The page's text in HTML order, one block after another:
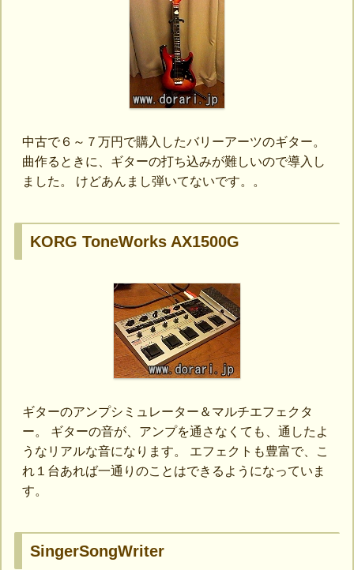
中古で６～７万円で購入したバリーアーツのギター。
曲作るときに、ギターの打ち込みが難しいので導入し
ました。 けどあんまし弾いてないです。。
KORG ToneWorks AX1500G
ギターのアンプシミュレーター＆マルチエフェクタ
ー。 ギターの音が、アンプを通さなくても、通したよ
うなリアルな音になります。 エフェクトも豊富で、こ
れ１台あれば一通りのことはできるようになっていま
す。
SingerSongWriter